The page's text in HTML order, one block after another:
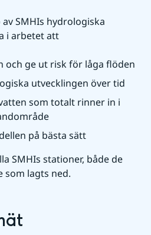
SMHIs hydrologiska
i arbetet att
och ge ut risk för låga flöden
utvecklingen över tid
som totalt rinner in i
på bästa sätt
SMHIs stationer, både de
som lagts ned.​